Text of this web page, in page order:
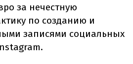
за нечестную
по созданию и
записями социальных